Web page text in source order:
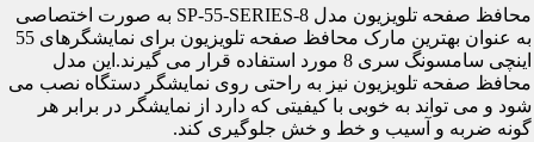
محافظ صفحه تلویزیون مدل SP-55-SERIES-8 به صورت اختصاصی
به عنوان بهترین مارک محافظ صفحه تلویزیون برای نمایشگرهای 55
اینچی سامسونگ سری 8 مورد استفاده قرار می گیرند.این مدل
محافظ صفحه تلویزیون نیز به راحتی روی نمایشگر دستگاه نصب می
شود و می تواند به خوبی با کیفیتی که دارد از نمایشگر در برابر هر
گونه ضربه و آسیب و خط و خش جلوگیری کند.